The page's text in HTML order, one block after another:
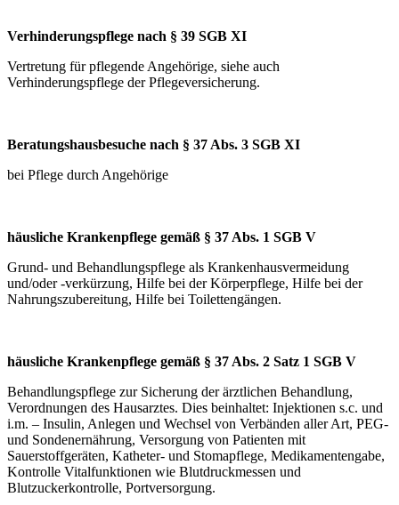
Verhinderungspflege nach § 39 SGB XI
Vertretung für pflegende Angehörige, siehe auch
Verhinderungspflege der Pflegeversicherung.
Beratungshausbesuche nach § 37 Abs. 3 SGB XI
bei Pflege durch Angehörige
häusliche Krankenpflege gemäß § 37 Abs. 1 SGB V
Grund- und Behandlungspflege als Krankenhausvermeidung
und/oder -verkürzung, Hilfe bei der Körperpflege, Hilfe bei der
Nahrungszubereitung, Hilfe bei Toilettengängen.
häusliche Krankenpflege gemäß § 37 Abs. 2 Satz 1 SGB V
Behandlungspflege zur Sicherung der ärztlichen Behandlung,
Verordnungen des Hausarztes. Dies beinhaltet: Injektionen s.c. und
i.m. – Insulin, Anlegen und Wechsel von Verbänden aller Art, PEG-
und Sondenernährung, Versorgung von Patienten mit
Sauerstoffgeräten, Katheter- und Stomapflege, Medikamentengabe,
Kontrolle Vitalfunktionen wie Blutdruckmessen und
Blutzuckerkontrolle, Portversorgung.